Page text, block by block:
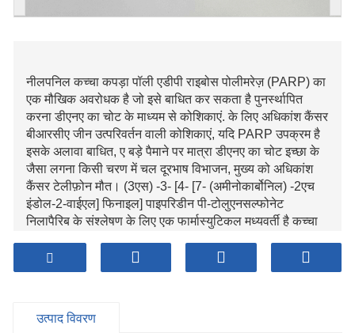
नीलपनिल कच्चा कपड़ा पॉली एडीपी राइबोस पोलीमरेज़ (PARP) का
एक मौखिक अवरोधक है जो इसे बाधित कर सकता है पुनर्स्थापित
करना डीएनए का चोट के माध्यम से कोशिकाएं. के लिए अधिकांश कैंसर
बीआरसीए जीन उत्परिवर्तन वाली कोशिकाएं, यदि PARP उपक्रम है
इसके अलावा बाधित, ए बड़े पैमाने पर मात्रा डीएनए का चोट इच्छा के
जैसा लगना किसी चरण में चल दूरभाष विभाजन, मुख्य को अधिकांश
कैंसर टेलीफ़ोन मौत। (3एस) -3- [4- [7- (अमीनोकार्बोनिल) -2एच
इंडोल-2-वाईएल] फिनाइल] पाइपरिडीन पी-टोलुएनसल्फोनेट
निलापैरिब के संश्लेषण के लिए एक फार्मास्युटिकल मध्यवर्ती है कच्चा
उत्पाद विवरण